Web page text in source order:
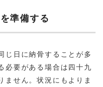
準備する
じ日に納骨することが多
必要がある場合は四十九
ません。状況にもよりま